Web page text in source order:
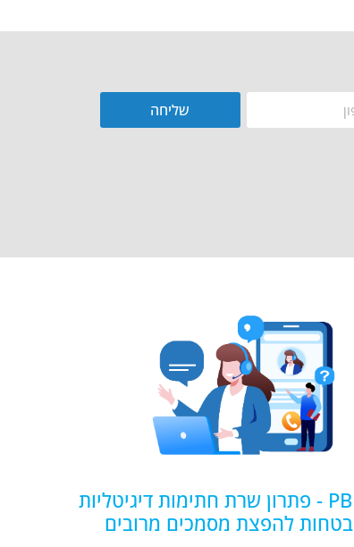
שליחה
PB eSign - פתרון שרת חתימות דיגיטליות
להפצת מסמכים מרובים